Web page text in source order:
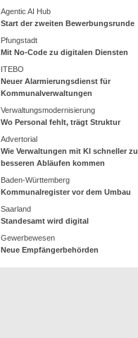
Agentic AI Hub
Start der zweiten Bewerbungsrunde
Pfungstadt
Mit No-Code zu digitalen Diensten
ITEBO
Neuer Alarmierungsdienst für
Kommunalverwaltungen
Verwaltungsmodernisierung
Wo Personal fehlt, trägt Struktur
Advertorial
Wie Verwaltungen mit KI schneller zu
besseren Abläufen kommen
Baden-Württemberg
Kommunalregister vor dem Umbau
Saarland
Standesamt wird digital
Gewerbewesen
Neue Empfängerbehörden